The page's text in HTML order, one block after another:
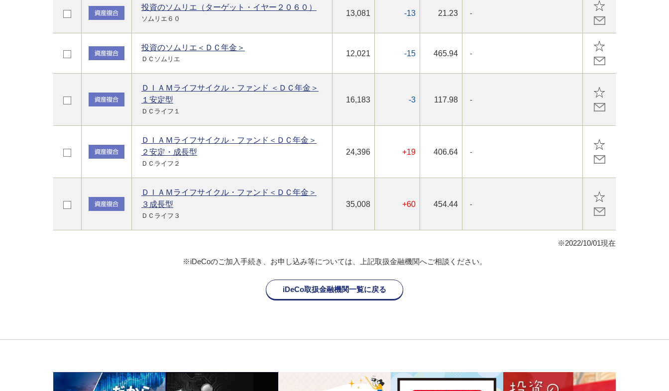
投資のソムリエ（ターゲット・イヤー２０６０）
ソムリエ６０
13,081 -13 21.23 -
投資のソムリエ＜ＤＣ年金＞
ＤＣソムリエ
12,021 -15 465.94 -
ＤＩＡＭライフサイクル・ファンド ＜ＤＣ年金＞
１安定型
ＤＣライフ１
16,183 -3 117.98 -
ＤＩＡＭライフサイクル・ファンド＜ＤＣ年金＞
２安定・成長型
ＤＣライフ２
24,396 +19 406.64 -
ＤＩＡＭライフサイクル・ファンド＜ＤＣ年金＞
３成長型
ＤＣライフ３
35,008 +60 454.44 -
※2022/10/01現在
※iDeCoのご加入手続き、お申し込み等については、上記取扱金融機関へご相談ください。
iDeCo取扱金融機関一覧に戻る